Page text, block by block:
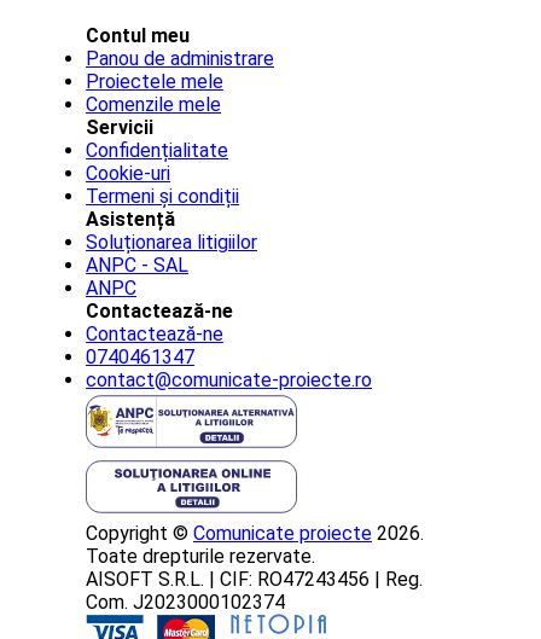
Contul meu
Panou de administrare
Proiectele mele
Comenzile mele
Servicii
Confidențialitate
Cookie-uri
Termeni și condiții
Asistență
Soluționarea litigiilor
ANPC - SAL
ANPC
Contactează-ne
Contactează-ne
0740461347
contact@comunicate-proiecte.ro
Copyright © Comunicate proiecte 2026.
Toate drepturile rezervate.
AISOFT S.R.L. | CIF: RO47243456 | Reg.
Com. J2023000102374